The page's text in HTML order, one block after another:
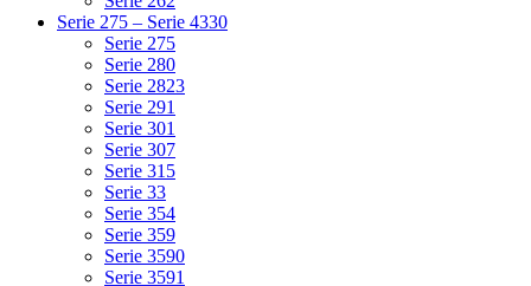
Serie 275 – Serie 4330
Serie 275
Serie 280
Serie 2823
Serie 291
Serie 301
Serie 307
Serie 315
Serie 33
Serie 354
Serie 359
Serie 3590
Serie 3591